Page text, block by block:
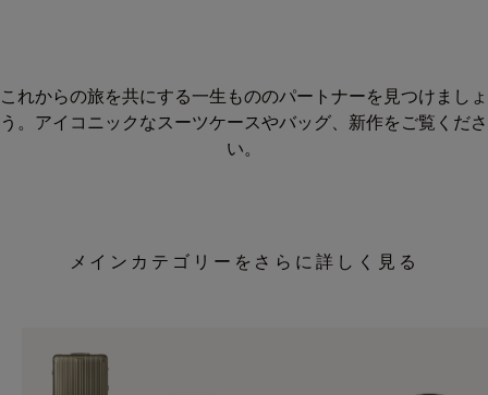
これからの旅を共にする一生もののパートナーを見つけましょ
う。アイコニックなスーツケースやバッグ、新作をご覧くださ
い。
メインカテゴリーをさらに詳しく見る